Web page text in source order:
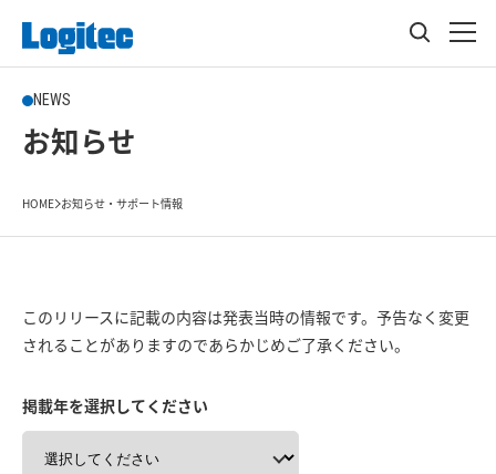
NEWS
お知らせ
HOME お知らせ・サポート情報
このリリースに記載の内容は発表当時の情報です。予告なく変更
されることがありますのであらかじめご了承ください。
掲載年を選択してください